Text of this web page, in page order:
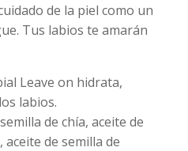
de la piel como un
Tus labios te amarán
Leave on hidrata,
labios.
de chía, aceite de
de semilla de